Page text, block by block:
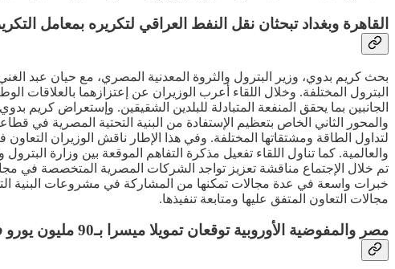
القاهرة وبغداد تبحثان نقل النفط العراقي لتكريره بمعامل
بحث كريم بدوي، وزير البترول والثروة المعدنية المصري، مع حيان عبد
البترول المختلفة. وخلال اللقاء أعرب الوزيران عن إعتزازهما بالعلاقات
الجانبين بما يحقق المنفعة المتبادلة للبلدين الشقيقين. وإستعراض كريم
والمحور الثاني الخاص بتعظيم الإستفادة من البنية التحتية المصرية في
لتداول الطاقة ومشتقاتها المختلفة. وفي هذا الإطار ناقش الوزيران
والعالمية. كما تناول اللقاء تفعيل مذكرة التفاهم الموقعة بين وزارة
تم خلال الإجتماع مناقشة تعزيز تواجد الشركات المصرية المتخصصة في
خبرات واسعة في عدة مجالات تمكنها من المشاركة في مشروعات البنية
مجالات التعاون المتفق عليها ومتابعة تنفيذها.
مصر والمفوضية الأوروبية توقعان تمويلا ميسرا بـ90 مليون يورو في مجال الأمن الغذائي